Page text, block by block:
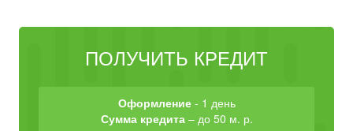
ПОЛУЧИТЬ КРЕДИТ
Оформление- 1 день
Сумма кредита– до 50 м. р.